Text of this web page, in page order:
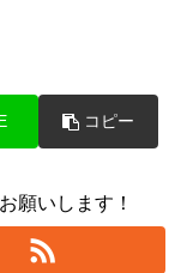
コピー
願いします！